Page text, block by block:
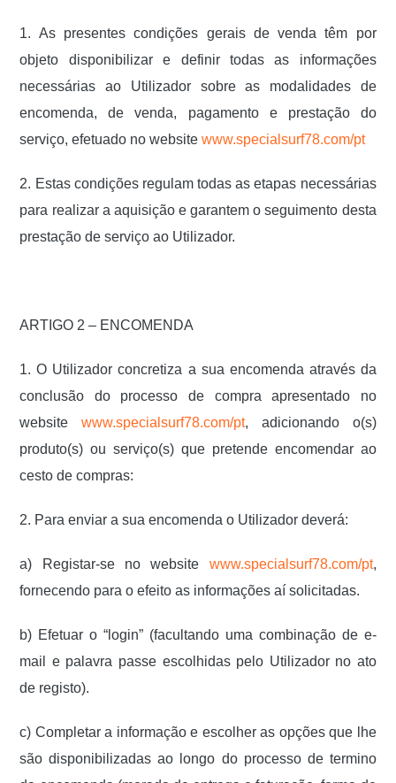
1. As presentes condições gerais de venda têm por
objeto disponibilizar e definir todas as informações
necessárias ao Utilizador sobre as modalidades de
encomenda, de venda, pagamento e prestação do
serviço, efetuado no websitewww.specialsurf78.com/pt
2. Estas condições regulam todas as etapas necessárias
para realizar a aquisição e garantem o seguimento desta
prestação de serviço ao Utilizador.
ARTIGO 2 – ENCOMENDA
1. O Utilizador concretiza a sua encomenda através da
conclusão do processo de compra apresentado no
websitewww.specialsurf78.com/pt, adicionando o(s)
produto(s) ou serviço(s) que pretende encomendar ao
cesto de compras:
2. Para enviar a sua encomenda o Utilizador deverá:
a) Registar-se no website www.specialsurf78.com/pt,
fornecendo para o efeito as informações aí solicitadas.
b) Efetuar o “login” (facultando uma combinação de e-
mail e palavra passe escolhidas pelo Utilizador no ato
de registo).
c) Completar a informação e escolher as opções que lhe
são disponibilizadas ao longo do processo de termino